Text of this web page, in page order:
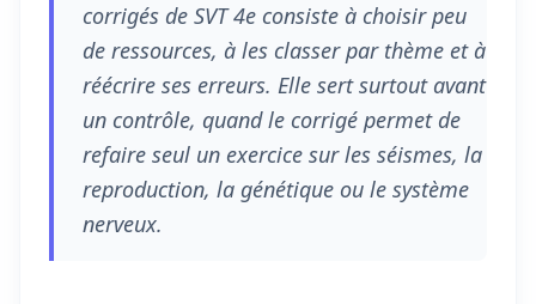
corrigés de SVT 4e consiste à choisir peu
de ressources, à les classer par thème et à
réécrire ses erreurs. Elle sert surtout avant
un contrôle, quand le corrigé permet de
refaire seul un exercice sur les séismes, la
reproduction, la génétique ou le système
nerveux.